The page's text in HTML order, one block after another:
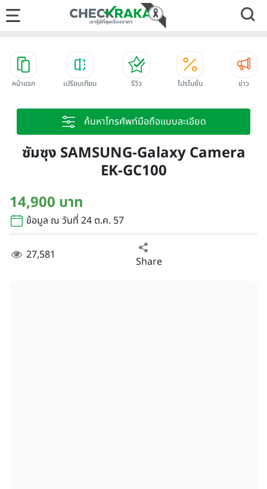
หน้าแรก เปรียบเทียบ รีวิว โปรโมชั่น ข่าว
ค้นหาโทรศัพท์มือถือแบบละเอียด
ซัมซุง SAMSUNG-Galaxy Camera
EK-GC100
14,900 บาท
ข้อมูล ณ วันที่ 24 ต.ค. 57
27,581 Share